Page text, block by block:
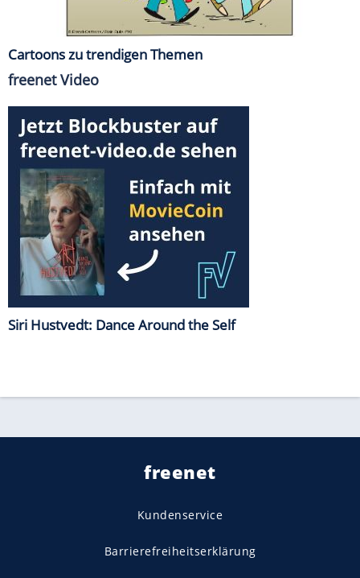
Cartoons zu trendigen Themen
freenet Video
Siri Hustvedt: Dance Around the Self
freenet
Kundenservice
Barrierefreiheitserklärung